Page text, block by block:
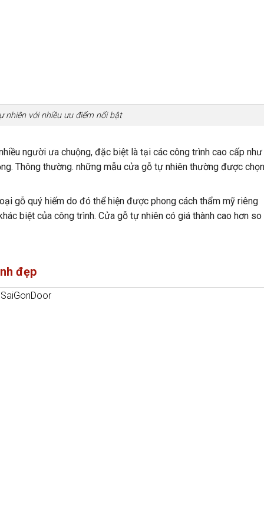
nhiên với nhiều ưu điểm nổi bật
người ưa chuộng, đặc biệt là tại các công trình cao cấp như
Thông thường. những mẫu cửa gỗ tự nhiên thường được chọn
gỗ quý hiếm do đó thể hiện được phong cách thẩm mỹ riêng
biệt của công trình. Cửa gỗ tự nhiên có giá thành cao hơn so
đẹp